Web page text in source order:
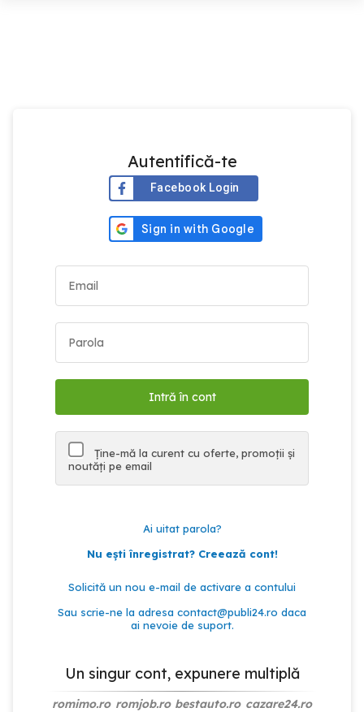
Autentifică-te
Facebook Login
Ține-mă la curent cu oferte, promoții și
noutăți pe email
Ai uitat parola?
Nu ești înregistrat? Creează cont!
Solicită un nou e-mail de activare a contului
Sau scrie-ne la adresa contact@publi24.ro daca
ai nevoie de suport.
Un singur cont, expunere multiplă
romimo.ro romjob.ro bestauto.ro cazare24.ro